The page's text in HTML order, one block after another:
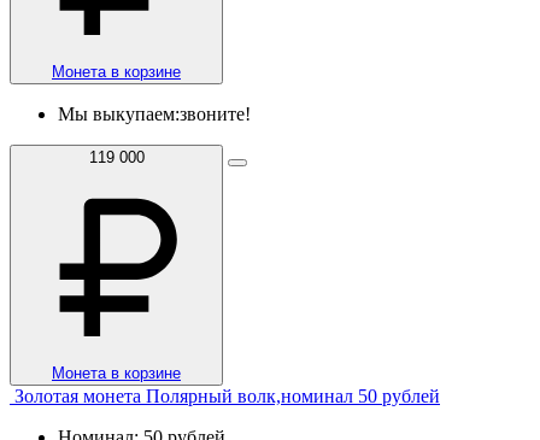
Монета в корзине
Мы выкупаем:звоните!
119 000
Монета в корзине
Золотая монета Полярный волк,номинал 50 рублей